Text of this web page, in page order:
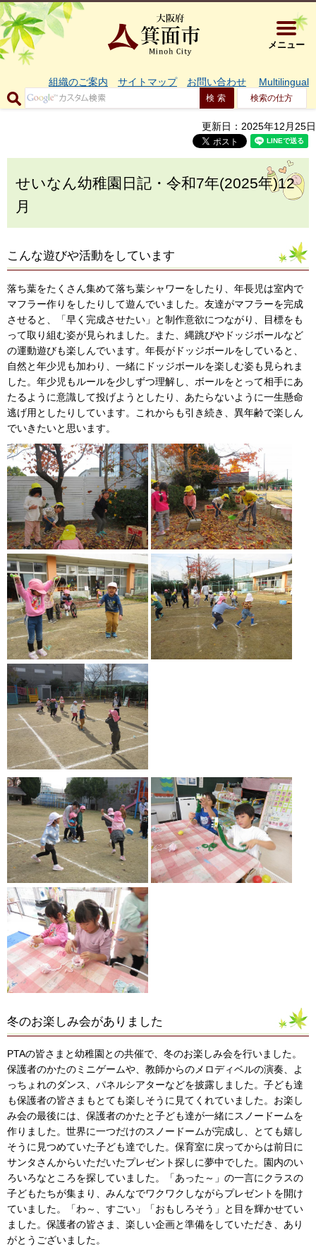
大阪府箕
メニュー
組織のご案内 サイトマップ お問い合わせ Multilingual
検索の仕方
更新日：2025年12月25日
せいなん幼稚園日記・令和7年(2025年)12
月
こんな遊びや活動をしています
落ち葉をたくさん集めて落ち葉シャワーをしたり、年長児は室内で
マフラー作りをしたりして遊んでいました。友達がマフラーを完成
させると、「早く完成させたい」と制作意欲につながり、目標をも
って取り組む姿が見られました。また、縄跳びやドッジボールなど
の運動遊びも楽しんでいます。年長がドッジボールをしていると、
自然と年少児も加わり、一緒にドッジボールを楽しむ姿も見られま
した。年少児もルールを少しずつ理解し、ボールをとって相手にあ
たるように意識して投げようとしたり、あたらないように一生懸命
逃げ用としたりしています。これからも引き続き、異年齢で楽しん
でいきたいと思います。
冬のお楽しみ会がありました
PTAの皆さまと幼稚園との共催で、冬のお楽しみ会を行いました。
保護者のかたのミニゲームや、教師からのメロディベルの演奏、よ
っちょれのダンス、パネルシアターなどを披露しました。子ども達
も保護者の皆さまもとても楽しそうに見てくれていました。お楽し
み会の最後には、保護者のかたと子ども達が一緒にスノードームを
作りました。世界に一つだけのスノードームが完成し、とても嬉し
そうに見つめていた子ども達でした。保育室に戻ってからは前日に
サンタさんからいただいたプレゼント探しに夢中でした。園内のい
ろいろなところを探していました。「あった～」の一言にクラスの
子どもたちが集まり、みんなでワクワクしながらプレゼントを開け
ていました。「わ～、すごい」「おもしろそう」と目を輝かせてい
ました。保護者の皆さま、楽しい企画と準備をしていただき、あり
がとうございました。